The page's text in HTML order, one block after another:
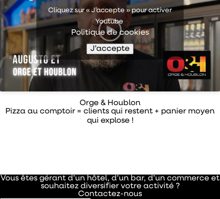
Cliquez sur « J’accepte » pour activer
Youtube
Politique de cookies
J’accepte
Orge & Houblon
Pizza au comptoir = clients qui restent + panier moyen
qui explose !
Vous êtes gérant d’un hôtel, d’un bar, d’un commerce et
souhaitez diversifier votre activité ?
Contactez-nous